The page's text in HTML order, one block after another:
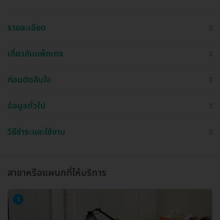
รายละเอียด
เกี่ยวกับแพ็กเกจ
ก่อนตัดสินใจ
ข้อมูลทั่วไป
วิธีชำระและใช้งาน
สาขาหรือแผนกที่ให้บริการ
1